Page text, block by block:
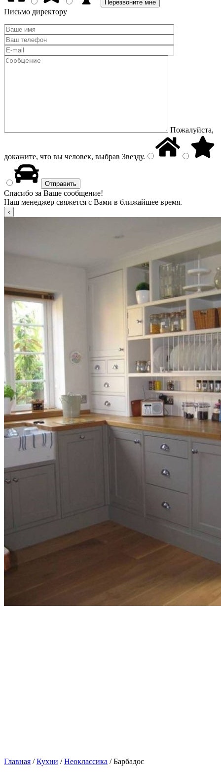
Письмо директору
Пожалуйста,
докажите, что вы человек, выбрав Звезду.
Спасибо за Ваше сообщение!
Наш менеджер свяжется с Вами в ближайшее время.
Главная /Кухни /Неоклассика / Барбадос